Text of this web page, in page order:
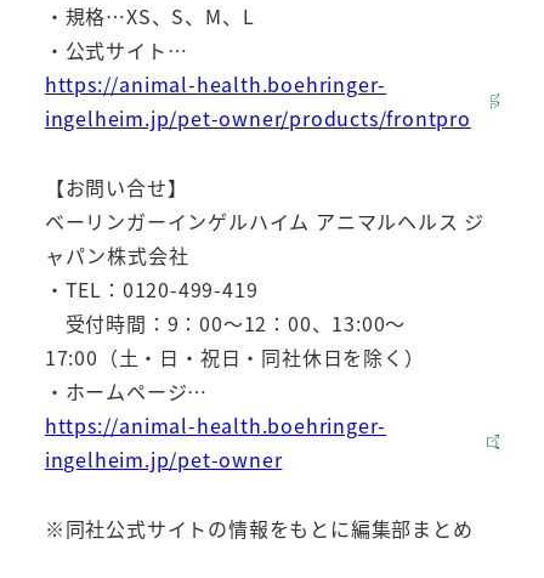
・規格…XS、S、M、L
・公式サイト…
https://animal-health.boehringer-
ingelheim.jp/pet-owner/products/frontpro
【お問い合せ】
ベーリンガーインゲルハイム アニマルヘルス ジ
ャパン株式会社
・TEL：0120-499-419
受付時間：9：00～12：00、13:00～
17:00（土・日・祝日・同社休日を除く）
・ホームページ…
https://animal-health.boehringer-
ingelheim.jp/pet-owner
※同社公式サイトの情報をもとに編集部まとめ